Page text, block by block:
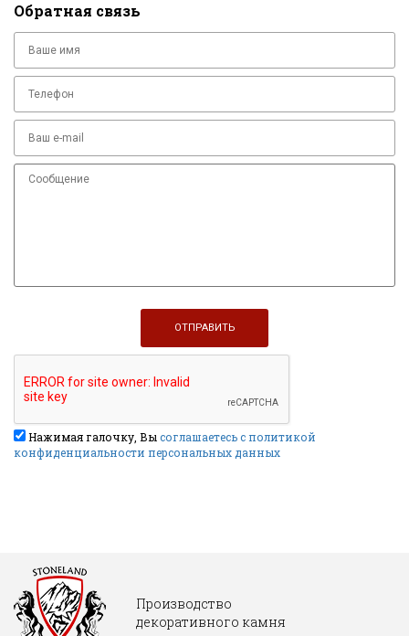
Обратная связь
Нажимая галочку, Вы соглашаетесь с политикой
конфиденциальности персональных данных
Производство
декоративного камня